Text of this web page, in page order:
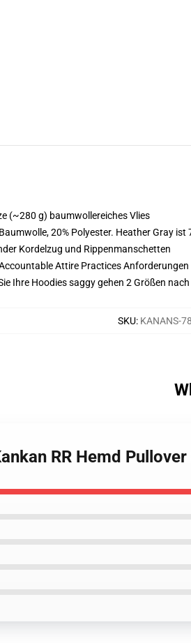
(~280 g) baumwollereiches Vlies
20% Polyester. Heather Gray
Kordelzug und Rippenmanschetten
Attire Practices Anforderungen
Ihre Hoodies saggy gehen 2 Größen
SKU: KANANS-
RR Hemd